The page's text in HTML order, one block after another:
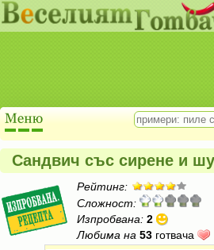
Сандвич със сирене и
Рейтинг:
Сложност:
Изпробвана: 2
Любима на 53 готвача